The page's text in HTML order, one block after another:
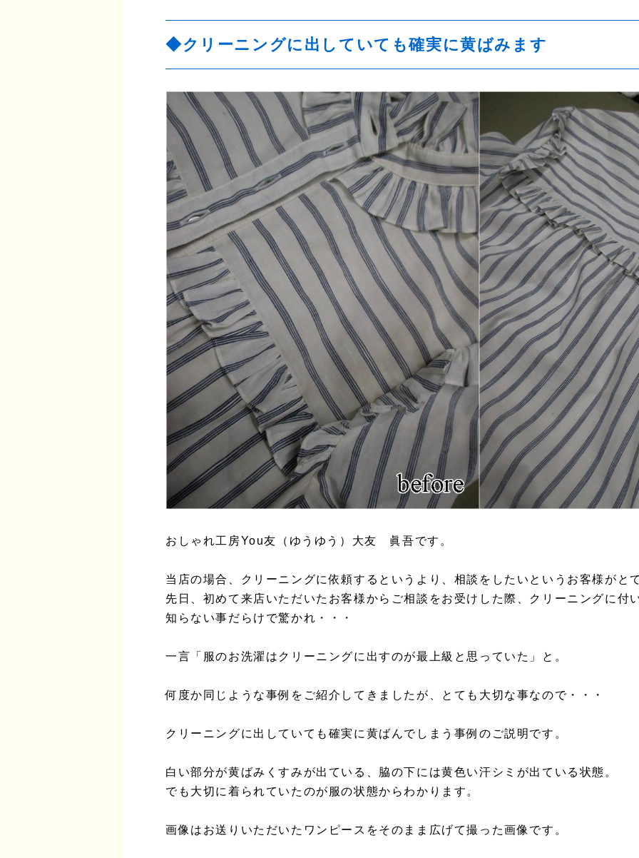
◆クリーニングに出していても確実に黄ばみます
おしゃれ工房You友（ゆうゆう）大友 眞吾です。
当店の場合、クリーニングに依頼するというより、相談をしたいというお客様がと
先日、初めて来店いただいたお客様からご相談をお受けした際、クリーニングに付
知らない事だらけで驚かれ・・・
一言「服のお洗濯はクリーニングに出すのが最上級と思っていた」と。
何度か同じような事例をご紹介してきましたが、とても大切な事なので・・・
クリーニングに出していても確実に黄ばんでしまう事例のご説明です。
白い部分が黄ばみくすみが出ている、脇の下には黄色い汗シミが出ている状態。
でも大切に着られていたのが服の状態からわかります。
画像はお送りいただいたワンピースをそのまま広げて撮った画像です。